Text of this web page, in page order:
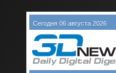
Сегодня 06 августа 2026